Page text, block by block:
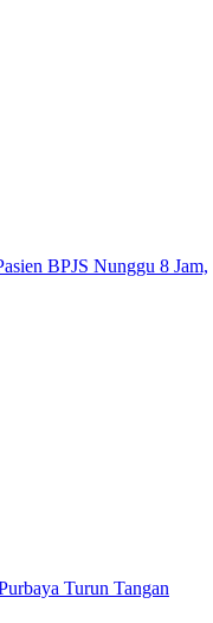
BPJS Nunggu 8 Jam,
Turun Tangan